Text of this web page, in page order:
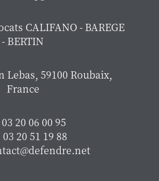
CALIFANO - BAREGE
- BERTIN
Lebas, 59100 Roubaix,
France
20 06 00 95
03 20 51 19 88